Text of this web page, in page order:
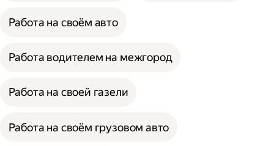
Работа на своём авто
Работа водителем на межгород
Работа на своей газели
Работа на своём грузовом авто